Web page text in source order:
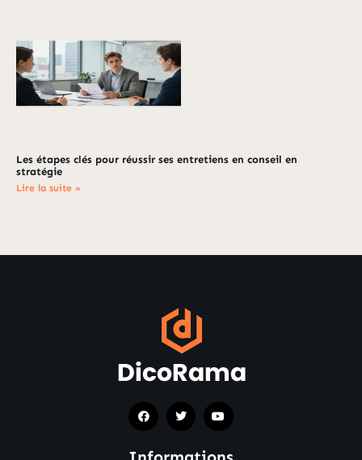
Les étapes clés pour réussir ses entretiens en conseil en
stratégie
Lire la suite »